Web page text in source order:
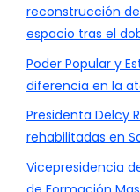
reconstrucción
espacio tras el
Poder Popular y
diferencia en la
Presidenta Delcy
rehabilitadas en
Vicepresidencia